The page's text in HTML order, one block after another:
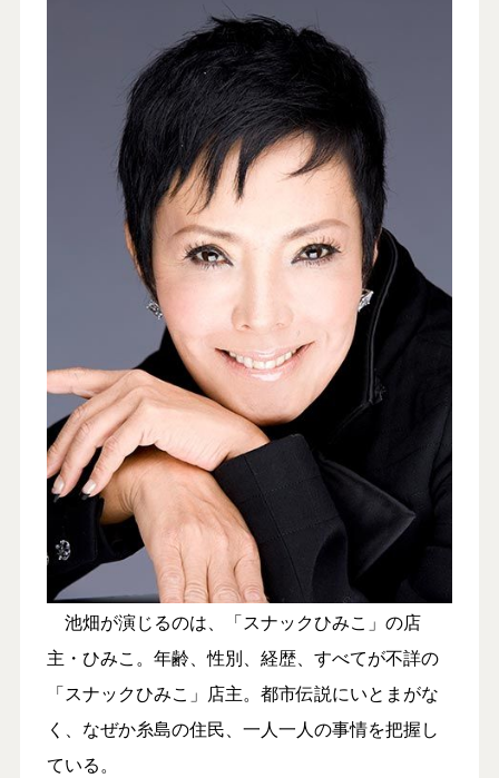
池畑が演じるのは、「スナックひみこ」の店
主・ひみこ。年齢、性別、経歴、すべてが不詳の
「スナックひみこ」店主。都市伝説にいとまがな
く、なぜか糸島の住民、一人一人の事情を把握し
ている。